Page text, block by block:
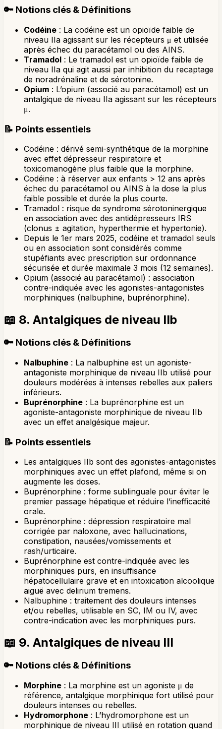
🔑 Notions clés & Définitions
Codéine : La codéine est un opioïde faible de
niveau IIa agissant sur les récepteurs μ et utilisée
après échec du paracétamol ou des AINS.
Tramadol : Le tramadol est un opioïde faible de
niveau IIa qui agit aussi par inhibition du recaptage
de noradrénaline et de sérotonine.
Opium : L’opium (associé au paracétamol) est un
antalgique de niveau IIa agissant sur les récepteurs
μ.
📝 Points essentiels
Codéine : dérivé semi-synthétique de la morphine
avec effet dépresseur respiratoire et
toxicomanogène plus faible que la morphine.
Codéine : à réserver aux enfants > 12 ans après
échec du paracétamol ou AINS à la dose la plus
faible possible et durée la plus courte.
Tramadol : risque de syndrome sérotoninergique
en association avec des antidépresseurs IRS
(clonus ± agitation, hyperthermie et hypertonie).
Depuis le 1er mars 2025, codéine et tramadol seuls
ou en association sont considérés comme
stupéfiants avec prescription sur ordonnance
sécurisée et durée maximale 3 mois (12 semaines).
Opium (associé au paracétamol) : association
contre-indiquée avec les agonistes-antagonistes
morphiniques (nalbuphine, buprénorphine).
📖 8. Antalgiques de niveau IIb
🔑 Notions clés & Définitions
Nalbuphine : La nalbuphine est un agoniste-
antagoniste morphinique de niveau IIb utilisé pour
douleurs modérées à intenses rebelles aux paliers
inférieurs.
Buprénorphine : La buprénorphine est un
agoniste-antagoniste morphinique de niveau IIb
avec un effet analgésique majeur.
📝 Points essentiels
Les antalgiques IIb sont des agonistes-antagonistes
morphiniques avec un effet plafond, même si on
augmente les doses.
Buprénorphine : forme sublinguale pour éviter le
premier passage hépatique et réduire l’inefficacité
orale.
Buprénorphine : dépression respiratoire mal
corrigée par naloxone, avec hallucinations,
constipation, nausées/vomissements et
rash/urticaire.
Buprénorphine est contre-indiquée avec les
morphiniques purs, en insuffisance
hépatocellulaire grave et en intoxication alcoolique
aiguë avec delirium tremens.
Nalbuphine : traitement des douleurs intenses
et/ou rebelles, utilisable en SC, IM ou IV, avec
contre-indication avec les morphiniques purs.
📖 9. Antalgiques de niveau III
🔑 Notions clés & Définitions
Morphine : La morphine est un agoniste μ de
référence, antalgique morphinique fort utilisé pour
douleurs intenses ou rebelles.
Hydromorphone : L’hydromorphone est un
morphinique de niveau III utilisé en rotation quand